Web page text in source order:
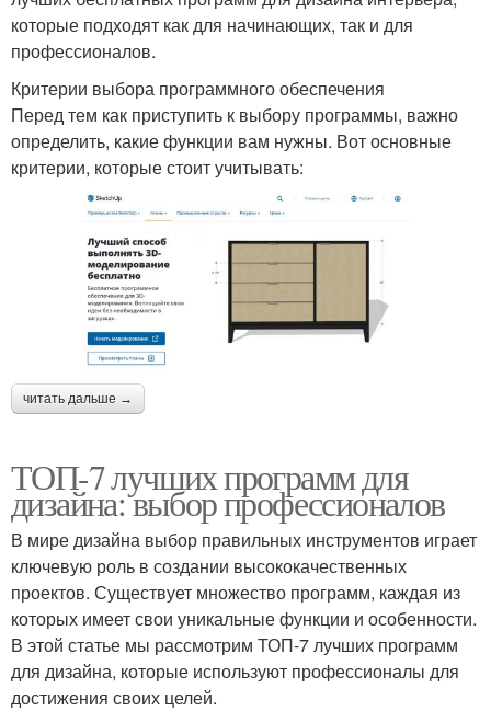
которые подходят как для начинающих, так и для
профессионалов.
Критерии выбора программного обеспечения
Перед тем как приступить к выбору программы, важно
определить, какие функции вам нужны. Вот основные
критерии, которые стоит учитывать:
читать дальше →
ТОП-7 лучших программ для
дизайна: выбор профессионалов
В мире дизайна выбор правильных инструментов играет
ключевую роль в создании высококачественных
проектов. Существует множество программ, каждая из
которых имеет свои уникальные функции и особенности.
В этой статье мы рассмотрим ТОП-7 лучших программ
для дизайна, которые используют профессионалы для
достижения своих целей.